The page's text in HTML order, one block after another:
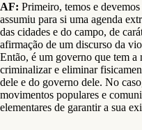
AF: Primeiro, temos e
assumiu para si uma agenda
das cidades e do campo, de
afirmação de um discurso da
Então, é um governo que tem a
criminalizar e eliminar
dele e do governo dele. No
movimentos populares e
elementares de garantir a sua